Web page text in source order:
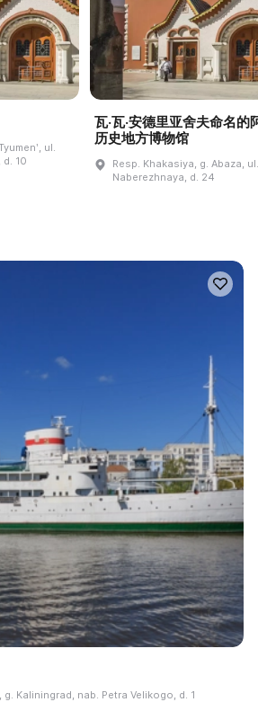
ul.
10
瓦·瓦·安德里亚舍夫命名的
历史地方博物馆
Resp. Khakasiya, g. Abaza, ul.
Naberezhnaya, d. 24
Kaliningrad, nab. Petra Velikogo, d. 1